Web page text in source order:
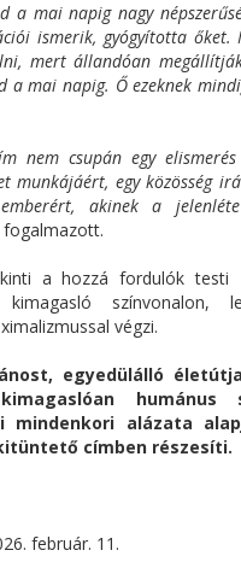
a mai napig nagy
ismerik, gyógyította őket.
mert állandóan
a mai napig. Ő ezeknek
nem csupán egy
munkájáért, egy közösség
akinek a
fogalmazott.
a hozzá fordulók testi
kimagasló színvonalon,
végzi.
egyedülálló
humánus
mindenkori alázata
címben részesíti.
február. 11.